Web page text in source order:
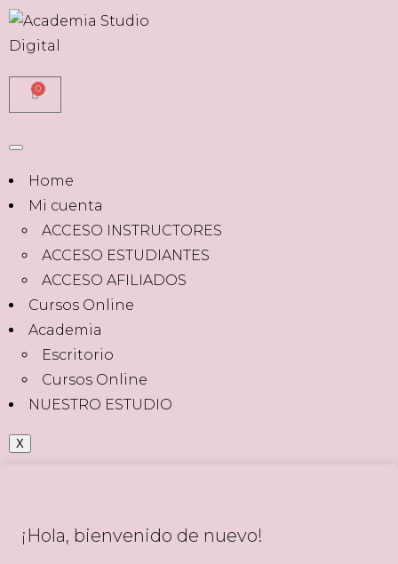
0
Home
Mi cuenta
ACCESO INSTRUCTORES
ACCESO ESTUDIANTES
ACCESO AFILIADOS
Cursos Online
Academia
Escritorio
Cursos Online
NUESTRO ESTUDIO
X
¡Hola, bienvenido de nuevo!